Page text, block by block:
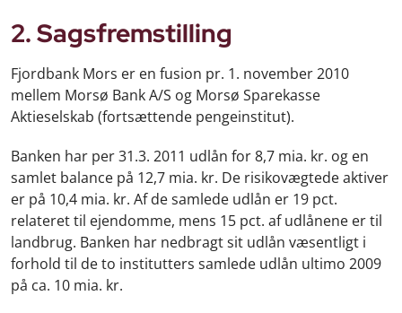
2. Sagsfremstilling
Fjordbank Mors er en fusion pr. 1. november 2010
mellem Morsø Bank A/S og Morsø Sparekasse
Aktieselskab (fortsættende pengeinstitut).
Banken har per 31.3. 2011 udlån for 8,7 mia. kr. og en
samlet balance på 12,7 mia. kr. De risikovægtede aktiver
er på 10,4 mia. kr. Af de samlede udlån er 19 pct.
relateret til ejendomme, mens 15 pct. af udlånene er til
landbrug. Banken har nedbragt sit udlån væsentligt i
forhold til de to institutters samlede udlån ultimo 2009
på ca. 10 mia. kr.